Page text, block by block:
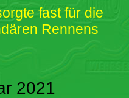
fast für die
Rennens
2021